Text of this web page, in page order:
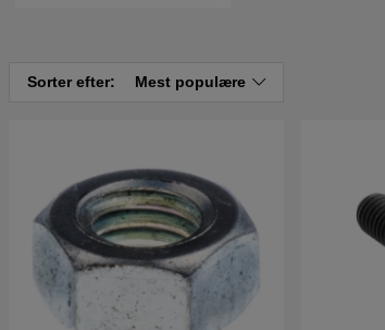
Sorter efter: Mest populære